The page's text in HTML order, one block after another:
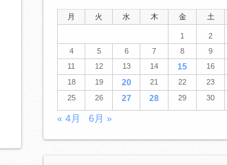
月 火 水 木 金 土
1 2
4
5 6 7 8 9
11
12 13 14 15 16
18
19 20 21 22 23
25
26 27 28 29 30
« 4月 6月 »